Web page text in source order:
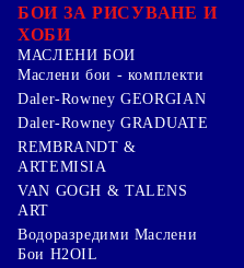
БОИ ЗА РИСУВАНЕ И
ХОБИ
МАСЛЕНИ БОИ
Маслени бои - комплекти
Daler-Rowney GEORGIAN
Daler-Rowney GRADUATE
REMBRANDT &
ARTEMISIA
VAN GOGH & TALENS
ART
Водоразредими Маслени
Бои H2OIL